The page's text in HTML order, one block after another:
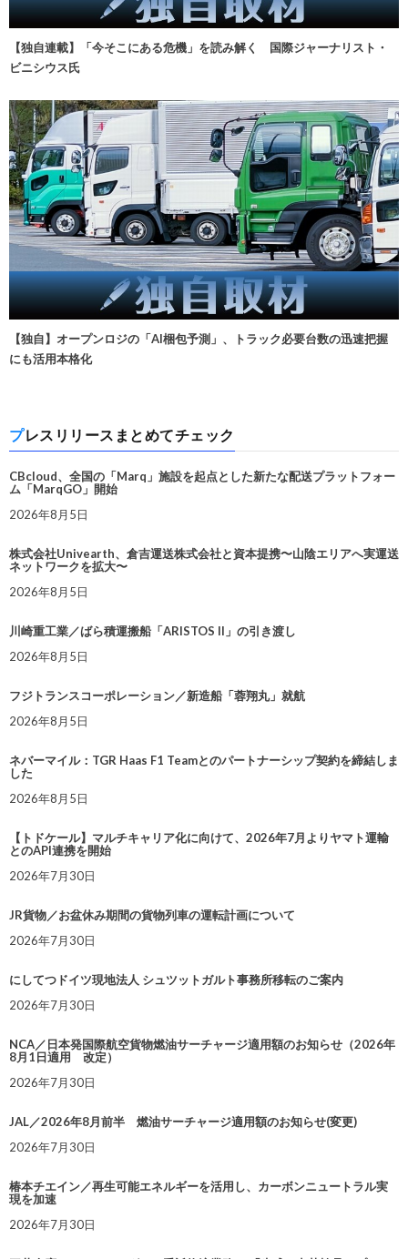
【独自連載】「今そこにある危機」を読み解く 国際ジャーナリスト・
ビニシウス氏
【独自】オープンロジの「AI梱包予測」、トラック必要台数の迅速把握
にも活用本格化
プレスリリースまとめてチェック
CBcloud、全国の「Marq」施設を起点とした新たな配送プラットフォー
ム「MarqGO」開始
2026年8月5日
株式会社Univearth、倉吉運送株式会社と資本提携〜山陰エリアへ実運送
ネットワークを拡大〜
2026年8月5日
川崎重工業／ばら積運搬船「ARISTOS II」の引き渡し
2026年8月5日
フジトランスコーポレーション／新造船「蓉翔丸」就航
2026年8月5日
ネバーマイル：TGR Haas F1 Teamとのパートナーシップ契約を締結しま
した
2026年8月5日
【トドケール】マルチキャリア化に向けて、2026年7月よりヤマト運輸
とのAPI連携を開始
2026年7月30日
JR貨物／お盆休み期間の貨物列車の運転計画について
2026年7月30日
にしてつドイツ現地法人 シュツットガルト事務所移転のご案内
2026年7月30日
NCA／日本発国際航空貨物燃油サーチャージ適用額のお知らせ（2026年
8月1日適用 改定）
2026年7月30日
JAL／2026年8月前半 燃油サーチャージ適用額のお知らせ(変更)
2026年7月30日
椿本チエイン／再生可能エネルギーを活用し、カーボンニュートラル実
現を加速
2026年7月30日